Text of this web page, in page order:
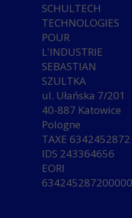
SCHULTECH
TECHNOLOGIES
POUR
L'INDUSTRIE
SEBASTIAN
SZULTKA
ul. Ułańska 7/201
40-887 Katowice
Pologne
TAXE 6342452872
IDS 243364656
EORI
634245287200000